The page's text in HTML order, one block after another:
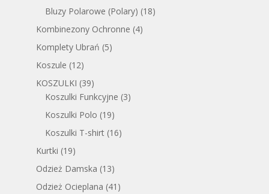
Bluzy Polarowe (Polary) (18)
Kombinezony Ochronne (4)
Komplety Ubrań (5)
Koszule (12)
KOSZULKI (39)
Koszulki Funkcyjne (3)
Koszulki Polo (19)
Koszulki T-shirt (16)
Kurtki (19)
Odzież Damska (13)
Odzież Ocieplana (41)